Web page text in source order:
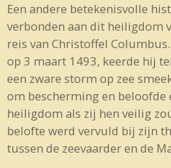
Een andere betekenisvolle
verbonden aan dit heiligdom
reis van Christoffel
op 3 maart 1493, keerde hij
een zware storm op zee
om bescherming en beloofde
heiligdom als zij hen veilig
belofte werd vervuld bij zijn
tussen de zeevaarder en de